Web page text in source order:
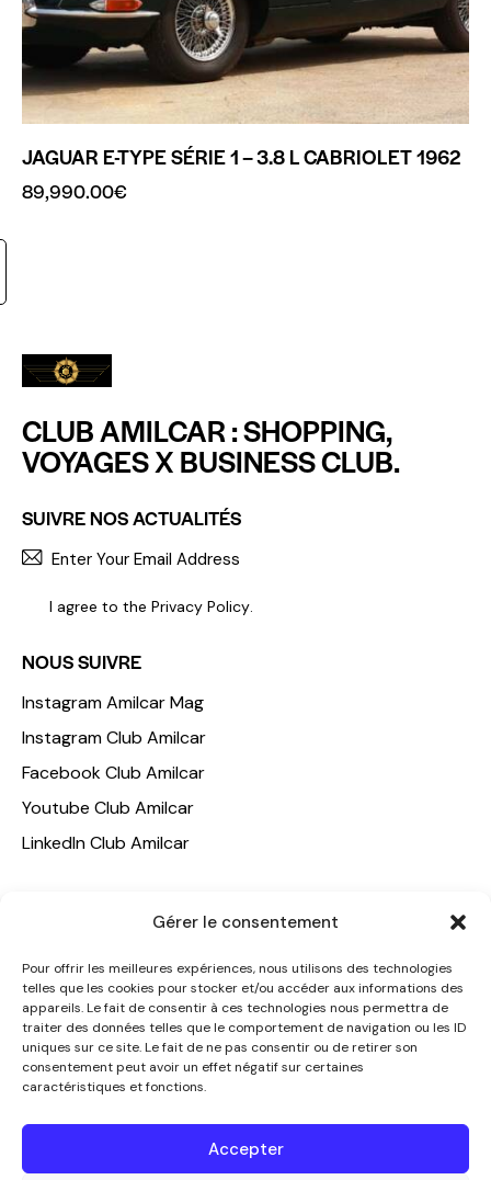
Gérer le consentement
Pour offrir les meilleures expériences, nous utilisons des technologies
telles que les cookies pour stocker et/ou accéder aux informations des
appareils. Le fait de consentir à ces technologies nous permettra de
traiter des données telles que le comportement de navigation ou les ID
uniques sur ce site. Le fait de ne pas consentir ou de retirer son
consentement peut avoir un effet négatif sur certaines
caractéristiques et fonctions.
Accepter
JAGUAR E-TYPE SÉRIE 1 – 3.8 L CABRIOLET 1962
89,990.00€
CLUB AMILCAR : SHOPPING,
VOYAGES X BUSINESS CLUB.
SUIVRE NOS ACTUALITÉS
I agree to the Privacy Policy.
NOUS SUIVRE
Instagram Amilcar Mag
Instagram Club Amilcar
Facebook Club Amilcar
Youtube Club Amilcar
LinkedIn Club Amilcar
AMILCAR TRAVEL CLUB
CLUB AMILCAR, Club d'affaires international
AGENCE MEDIANE
CONTACT
NOUS CONTACTER
+33 7 49 60 92 02